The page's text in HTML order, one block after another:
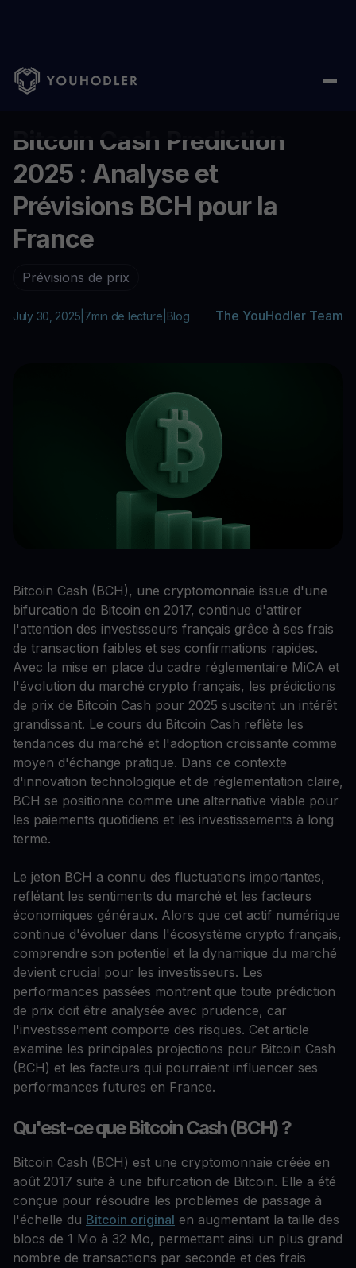
Home Blog/ Bitcoin Cash Prediction 2025 : Analyse et
Bitcoin Cash Prediction
2025 : Analyse et
Prévisions BCH pour la
France
Prévisions de prix
July 30, 2025 7min de lecture Blog The YouHodler Team
Bitcoin Cash (BCH), une cryptomonnaie issue d'une
bifurcation de Bitcoin en 2017, continue d'attirer
l'attention des investisseurs français grâce à ses frais
de transaction faibles et ses confirmations rapides.
Avec la mise en place du cadre réglementaire MiCA et
l'évolution du marché crypto français, les prédictions
de prix de Bitcoin Cash pour 2025 suscitent un intérêt
grandissant. Le cours du Bitcoin Cash reflète les
tendances du marché et l'adoption croissante comme
moyen d'échange pratique. Dans ce contexte
d'innovation technologique et de réglementation claire,
BCH se positionne comme une alternative viable pour
les paiements quotidiens et les investissements à long
terme.
Le jeton BCH a connu des fluctuations importantes,
reflétant les sentiments du marché et les facteurs
économiques généraux. Alors que cet actif numérique
continue d'évoluer dans l'écosystème crypto français,
comprendre son potentiel et la dynamique du marché
devient crucial pour les investisseurs. Les
performances passées montrent que toute prédiction
de prix doit être analysée avec prudence, car
l'investissement comporte des risques. Cet article
examine les principales projections pour Bitcoin Cash
(BCH) et les facteurs qui pourraient influencer ses
performances futures en France.
Qu'est-ce que Bitcoin Cash (BCH) ?
Bitcoin Cash (BCH) est une cryptomonnaie créée en
août 2017 suite à une bifurcation de Bitcoin. Elle a été
conçue pour résoudre les problèmes de passage à
l'échelle du Bitcoin original en augmentant la taille des
blocs de 1 Mo à 32 Mo, permettant ainsi un plus grand
nombre de transactions par seconde et des frais